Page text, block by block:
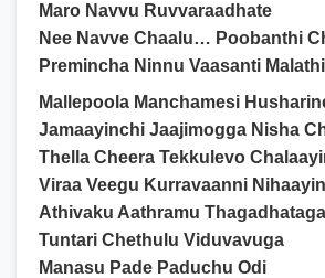
Maro Navvu Ruvvaraadhate
Nee Navve Chaalu… Poobanthi
Premincha Ninnu Vaasanti Malathi
Mallepoola Manchamesi
Jamaayinchi Jaajimogga Nisha
Thella Cheera Tekkulevo
Viraa Veegu Kurravaanni
Athivaku Aathramu Thagadhataga
Tuntari Chethulu Viduvavuga
Manasu Pade Paduchu Odi